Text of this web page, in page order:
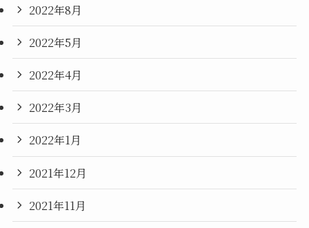
2022年8月
2022年5月
2022年4月
2022年3月
2022年1月
2021年12月
2021年11月